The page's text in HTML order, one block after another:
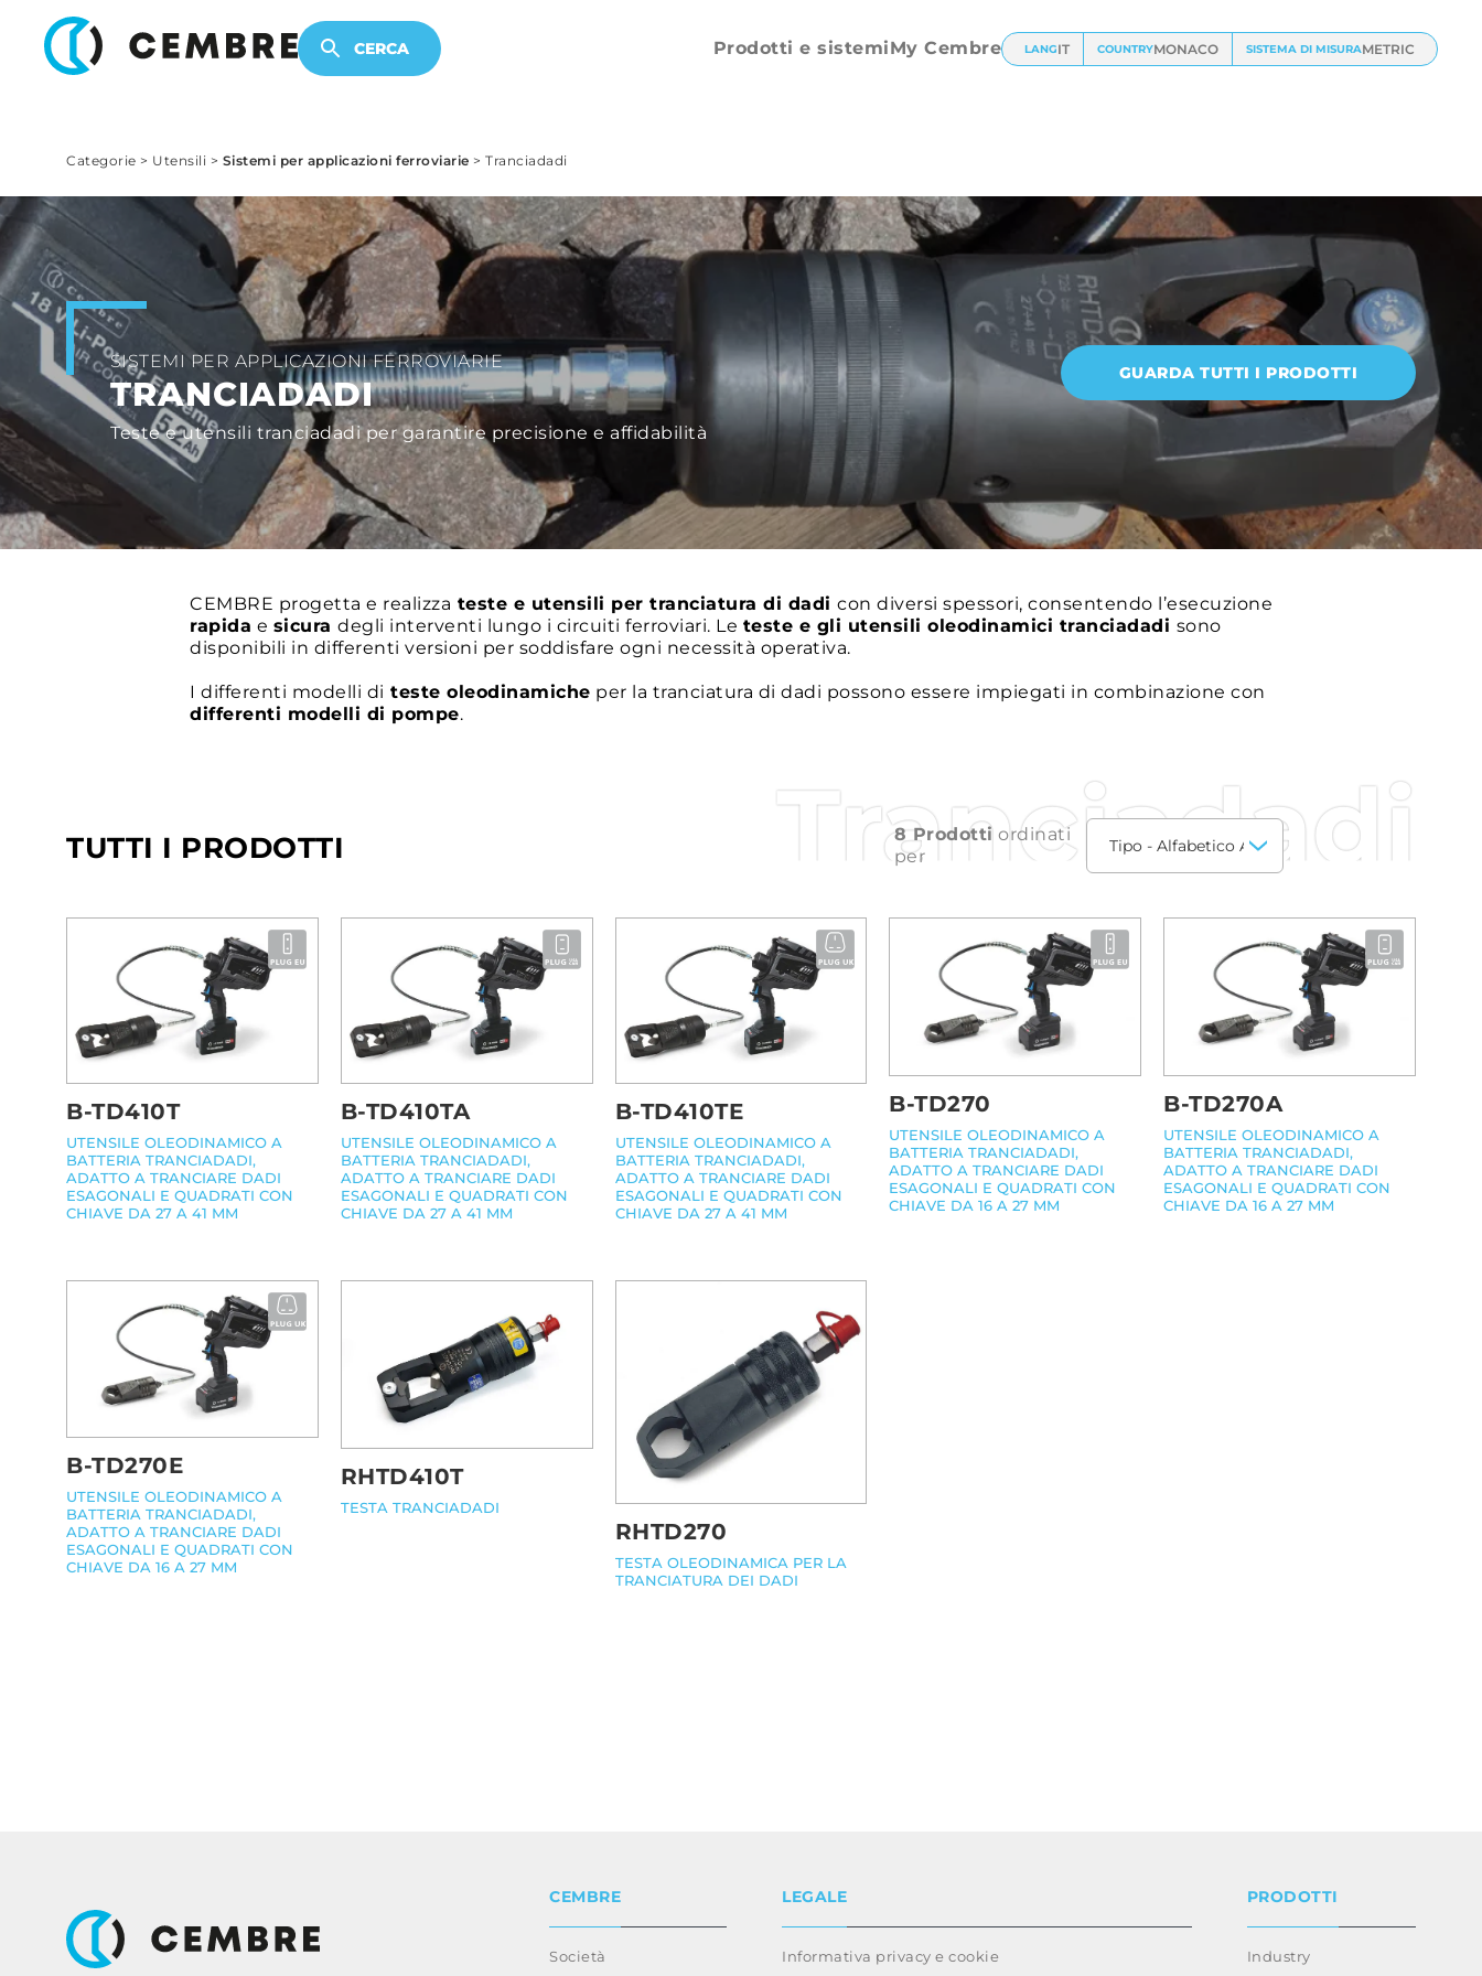
CERCA Prodotti e sistemiMy Cembre LANGIT COUNTRYMONACO SISTEMA DI MISURAMETRIC
600kN
PRODOTTI ELETTRONICI
Categorie > Utensili > Sistemi per applicazioni ferroviarie > Tranciadadi
SISTEMI PER APPLICAZIONI FERROVIARIE
TRANCIADADI
Teste e utensili tranciadadi per garantire precisione e affidabilità
GUARDA TUTTI I PRODOTTI
CEMBRE progetta e realizza teste e utensili per tranciatura di dadi con diversi spessori, consentendo l’esecuzione
rapida e sicura degli interventi lungo i circuiti ferroviari. Le teste e gli utensili oleodinamici tranciadadi sono
disponibili in differenti versioni per soddisfare ogni necessità operativa.
I differenti modelli di teste oleodinamiche per la tranciatura di dadi possono essere impiegati in combinazione con
differenti modelli di pompe.
TUTTI I PRODOTTI Tranciadadi
8 Prodotti ordinati
per
B-TD410T
UTENSILE OLEODINAMICO A
BATTERIA TRANCIADADI,
ADATTO A TRANCIARE DADI
ESAGONALI E QUADRATI CON
CHIAVE DA 27 A 41 MM
B-TD410TA
UTENSILE OLEODINAMICO A
BATTERIA TRANCIADADI,
ADATTO A TRANCIARE DADI
ESAGONALI E QUADRATI CON
CHIAVE DA 27 A 41 MM
B-TD410TE
UTENSILE OLEODINAMICO A
BATTERIA TRANCIADADI,
ADATTO A TRANCIARE DADI
ESAGONALI E QUADRATI CON
CHIAVE DA 27 A 41 MM
B-TD270
UTENSILE OLEODINAMICO A
BATTERIA TRANCIADADI,
ADATTO A TRANCIARE DADI
ESAGONALI E QUADRATI CON
CHIAVE DA 16 A 27 MM
B-TD270A
UTENSILE OLEODINAMICO A
BATTERIA TRANCIADADI,
ADATTO A TRANCIARE DADI
ESAGONALI E QUADRATI CON
CHIAVE DA 16 A 27 MM
B-TD270E
UTENSILE OLEODINAMICO A
BATTERIA TRANCIADADI,
ADATTO A TRANCIARE DADI
ESAGONALI E QUADRATI CON
CHIAVE DA 16 A 27 MM
RHTD410T
TESTA TRANCIADADI
RHTD270
TESTA OLEODINAMICA PER LA
TRANCIATURA DEI DADI
CEMBRE
Società
LEGALE
Informativa privacy e cookie
PRODOTTI
Industry